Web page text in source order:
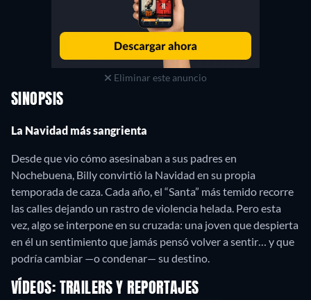
Eliminar este anuncio
SINOPSIS
La Navidad más sangrienta
Desde que vio cómo asesinaban a sus padres en
Nochebuena, Billy convirtió la Navidad en su propia
temporada de caza. Cada año, el “Santa” más temido recorre
las calles dejando un rastro de violencia helada. Pero esta
vez, algo se interpone en su cruzada: una joven que despierta
en él un sentimiento que jamás pensó volver a sentir… y que
podría cambiar —o condenar— su destino.
VÍDEOS: TRAILERS Y REPORTAJES